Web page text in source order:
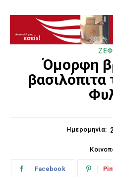
Όμορφη
Ημερομηνία:
Facebook